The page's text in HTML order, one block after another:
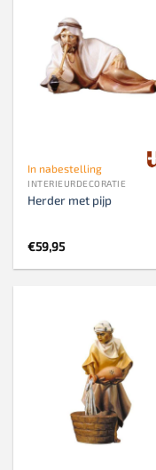
In nabestelling
INTERIEURDECORATIE
Herder met pijp
€59,95